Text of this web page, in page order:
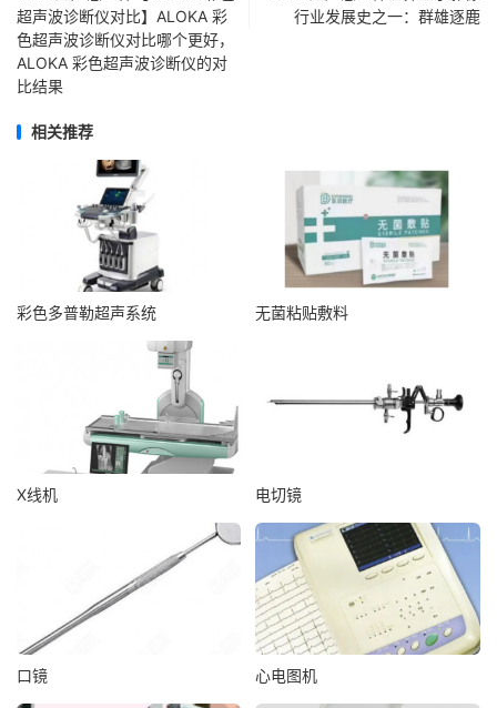
超声波诊断仪对比】ALOKA 彩
色超声波诊断仪对比哪个更好，
ALOKA 彩色超声波诊断仪的对
比结果
行业发展史之一：群雄逐鹿
相关推荐
彩色多普勒超声系统 无菌粘贴敷料
X线机 电切镜
口镜 心电图机